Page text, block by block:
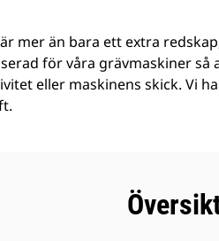
mer än bara ett extra
för våra grävmaskiner
eller maskinens skick. Vi